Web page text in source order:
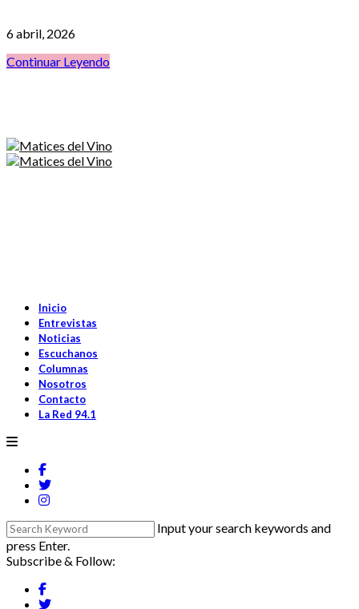
6 abril, 2026
Continuar Leyendo
Inicio
Entrevistas
Noticias
Escuchanos
Columnas
Nosotros
Contacto
La Red 94.1
Input your search keywords and
press Enter.
Subscribe & Follow: